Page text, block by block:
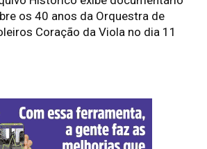
os 40 anos da Orquestra de
Coração da Viola no dia 11